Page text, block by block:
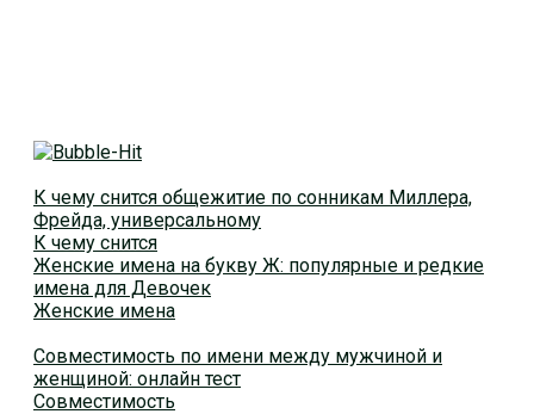
К чему снится общежитие по сонникам Миллера,
Фрейда, универсальному
К чему снится
Женские имена на букву Ж: популярные и редкие
имена для Девочек
Женские имена
Совместимость по имени между мужчиной и
женщиной: онлайн тест
Совместимость